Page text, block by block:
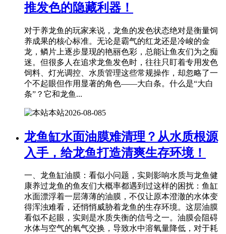
推发色的隐藏利器！
对于养龙鱼的玩家来说，龙鱼的发色状态绝对是衡量饲
养成果的核心标准。无论是霸气的红龙还是冷峻的金
龙，鳞片上逐步显现的艳丽色彩，总能让鱼友们为之痴
迷。但很多人在追求龙鱼发色时，往往只盯着专用发色
饲料、灯光调控、水质管理这些常规操作，却忽略了一
个不起眼但作用显著的角色——大白条。什么是“大白
条”？它和龙鱼...
本站2026-08-085
龙鱼缸水面油膜难清理？从水质根源
入手，给龙鱼打造清爽生存环境！
一、龙鱼缸油膜：看似小问题，实则影响水质与龙鱼健
康养过龙鱼的鱼友们大概率都遇到过这样的困扰：鱼缸
水面漂浮着一层薄薄的油膜，不仅让原本澄澈的水体变
得浑浊难看，还悄悄威胁着龙鱼的生存环境。这层油膜
看似不起眼，实则是水质失衡的信号之一。油膜会阻碍
水体与空气的氧气交换，导致水中溶氧量降低，对于耗